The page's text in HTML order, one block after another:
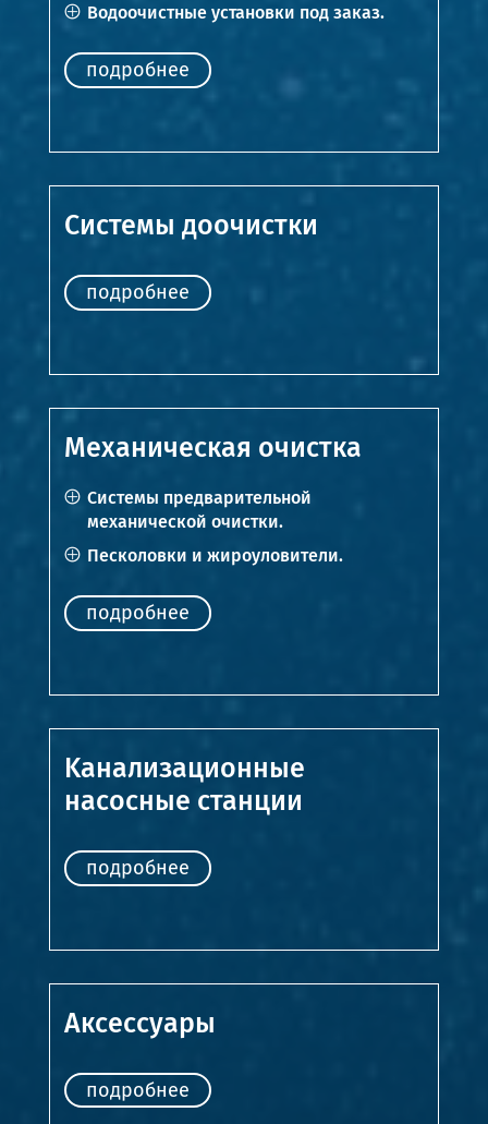
Водоочистные установки под заказ.
подробнее
Системы доочистки
подробнее
Механическая очистка
Системы предварительной
механической очистки.
Песколовки и жироуловители.
подробнее
Kанализационные
насосные станции
подробнее
Аксессуары
подробнее